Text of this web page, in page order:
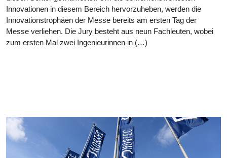
Innovationen in diesem Bereich hervorzuheben, werden die
Innovationstrophäen der Messe bereits am ersten Tag der
Messe verliehen. Die Jury besteht aus neun Fachleuten, wobei
zum ersten Mal zwei Ingenieurinnen in (…)